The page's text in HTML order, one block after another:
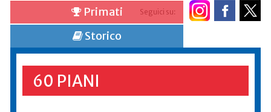
Seguici su:
Primati
Storico
60 PIANI